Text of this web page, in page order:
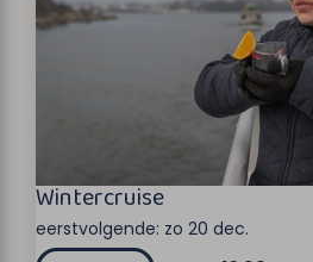
Wintercruise
eerstvolgende: zo 20 dec.